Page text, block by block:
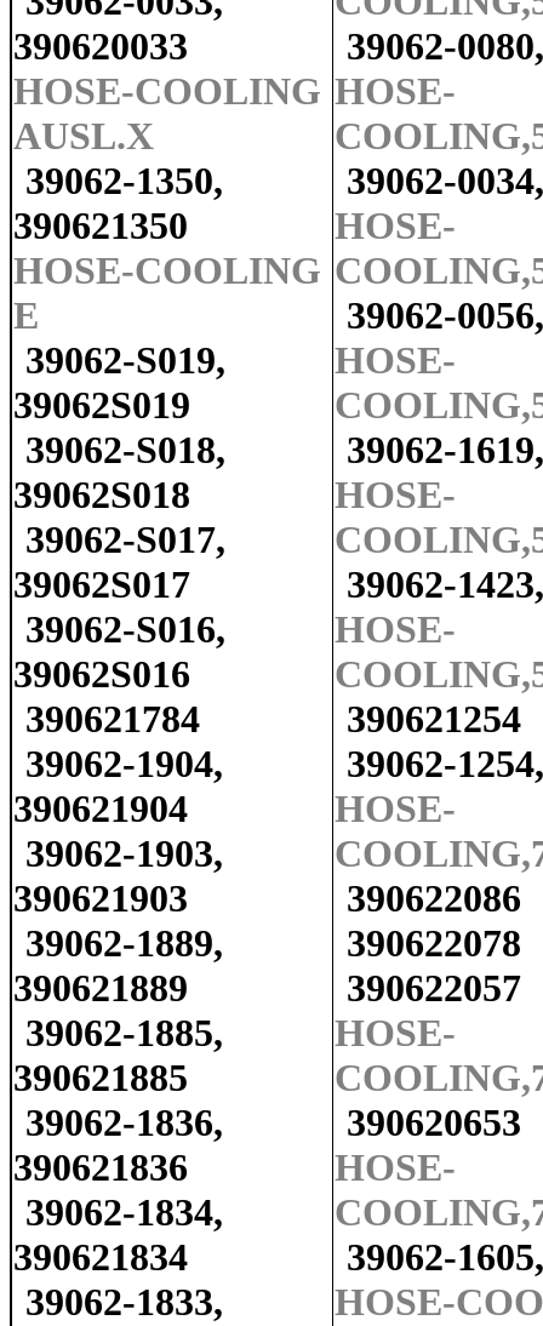
390620033
HOSE-COOLING
AUSL.X
39062-1350,
390621350
HOSE-COOLING
E
39062-S019,
39062S019
39062-S018,
39062S018
39062-S017,
39062S017
39062-S016,
39062S016
390621784
39062-1904,
390621904
39062-1903,
390621903
39062-1889,
390621889
39062-1885,
390621885
39062-1836,
390621836
39062-1834,
390621834
39062-1833,
39062-
HOSE-
39062-
HOSE-
39062-
HOSE-
39062-
HOSE-
39062-
HOSE-
390621254
39062-
HOSE-
390622086
390622078
390622057
HOSE-
390620653
HOSE-
39062-
HOSE-